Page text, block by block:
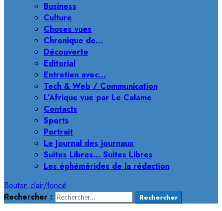
Business
Culture
Choses vues
Chronique de…
Découverte
Editorial
Entretien avec…
Tech & Web / Communication
L’Afrique vue par Le Calame
Contacts
Sports
Portrait
Le Journal des journaux
Suites Libres… Suites Libres
Les éphémérides de la rédaction
Bouton clair/foncé
Rechercher :